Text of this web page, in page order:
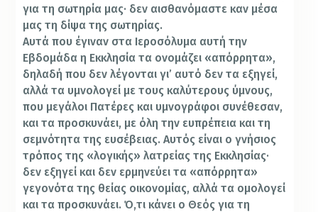
για τη σωτηρία μας· δεν αισθανόμαστε καν μέσα
μας τη δίψα της σωτηρίας.
Αυτά που έγιναν στα Ιεροσόλυμα αυτή την
Εβδομάδα η Εκκλησία τα ονομάζει «απόρρητα»,
δηλαδή που δεν λέγονται γι’ αυτό δεν τα εξηγεί,
αλλά τα υμνολογεί με τους καλύτερους ύμνους,
που μεγάλοι Πατέρες και υμνογράφοι συνέθεσαν,
και τα προσκυνάει, με όλη την ευπρέπεια και τη
σεμνότητα της ευσέβειας. Αυτός είναι ο γνήσιος
τρόπος της «λογικής» λατρείας της Εκκλησίας·
δεν εξηγεί και δεν ερμηνεύει τα «απόρρητα»
γεγονότα της θείας οικονομίας, αλλά τα ομολογεί
και τα προσκυνάει. Ό,τι κάνει ο Θεός για τη